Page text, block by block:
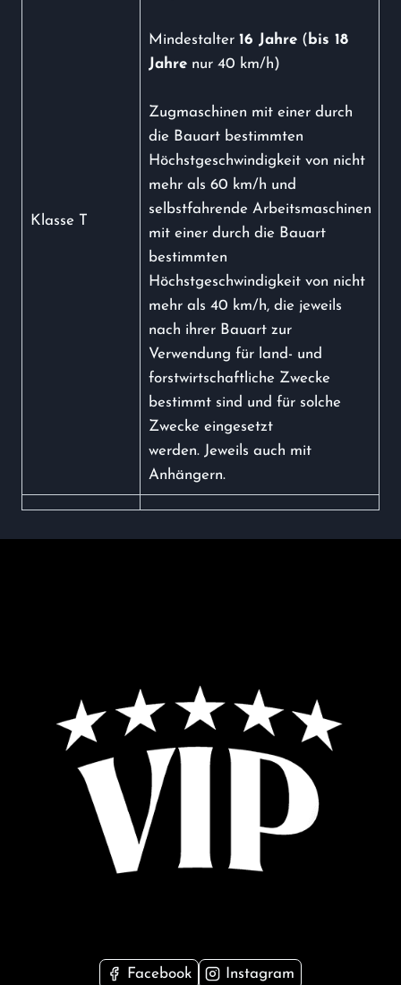
Klasse T
Mindestalter 16 Jahre( bis 18
Jahrenur 40 km/h)
Zugmaschinen mit einer durch
die Bauart bestimmten
Höchstgeschwindigkeit von nicht
mehr als 60 km/h und
selbstfahrende Arbeitsmaschinen
mit einer durch die Bauart
bestimmten
Höchstgeschwindigkeit von nicht
mehr als 40 km/h, die jeweils
nach ihrer Bauart zur
Verwendung für land- und
forstwirtschaftliche Zwecke
bestimmt sind und für solche
Zwecke eingesetzt
werden. Jeweils auch mit
Anhängern.
Facebook Instagram